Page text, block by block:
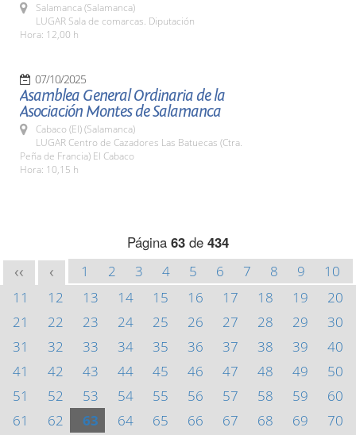
Salamanca (Salamanca)
LUGAR Sala de comarcas. Diputación
Hora: 12,00 h
07/10/2025
Asamblea General Ordinaria de la
Asociación Montes de Salamanca
Cabaco (El) (Salamanca)
LUGAR Centro de Cazadores Las Batuecas (Ctra.
Peña de Francia) El Cabaco
Hora: 10,15 h
Página 63 de 434
<< < 1 2 3 4 5 6 7 8 9
10
11
12 13 14 15 16 17 18 19
20
21
22 23 24 25 26 27 28 29
30
31
32 33 34 35 36 37 38 39
40
41
42 43 44 45 46 47 48 49
50
51
52 53 54 55 56 57 58 59
60
61
62 63 64 65 66 67 68 69
70